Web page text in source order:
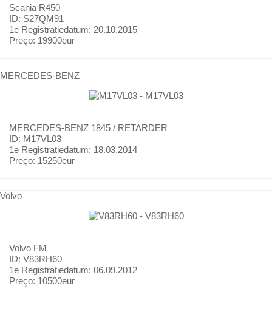
Scania R450
ID: S27QM91
1e Registratiedatum: 20.10.2015
Preço: 19900eur
MERCEDES-BENZ
MERCEDES-BENZ 1845 / RETARDER
ID: M17VL03
1e Registratiedatum: 18.03.2014
Preço: 15250eur
Volvo
Volvo FM
ID: V83RH60
1e Registratiedatum: 06.09.2012
Preço: 10500eur